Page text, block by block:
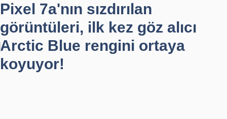
Pixel 7a'nın sızdırılan
görüntüleri, ilk kez göz alıcı
Arctic Blue rengini ortaya
koyuyor!